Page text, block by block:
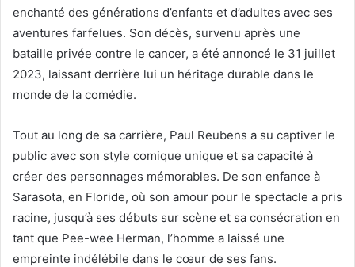
enchanté des générations d’enfants et d’adultes avec ses
aventures farfelues. Son décès, survenu après une
bataille privée contre le cancer, a été annoncé le 31 juillet
2023, laissant derrière lui un héritage durable dans le
monde de la comédie.
Tout au long de sa carrière, Paul Reubens a su captiver le
public avec son style comique unique et sa capacité à
créer des personnages mémorables. De son enfance à
Sarasota, en Floride, où son amour pour le spectacle a pris
racine, jusqu’à ses débuts sur scène et sa consécration en
tant que Pee-wee Herman, l’homme a laissé une
empreinte indélébile dans le cœur de ses fans.